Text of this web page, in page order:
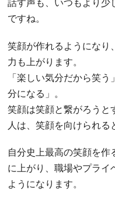
話す声も、いつもより少
ですね。
笑顔が作れるようになり
力も上がります。
「楽しい気分だから笑
分になる」。
笑顔は笑顔と繋がろうと
人は、笑顔を向けられる
自分史上最高の笑顔を作
に上がり、職場やプライ
ようになります。